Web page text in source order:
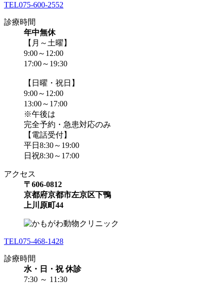
TEL075-600-2552
診療時間
年中無休
【月～土曜】
9:00～12:00
17:00～19:30
【日曜・祝日】
9:00～12:00
13:00～17:00
※午後は
完全予約・急患対応のみ
【電話受付】
平日8:30～19:00
日祝8:30～17:00
アクセス
〒606-0812
京都府京都市左京区下鴨
上川原町44
TEL075-468-1428
診療時間
水・日・祝 休診
7:30 ～ 11:30